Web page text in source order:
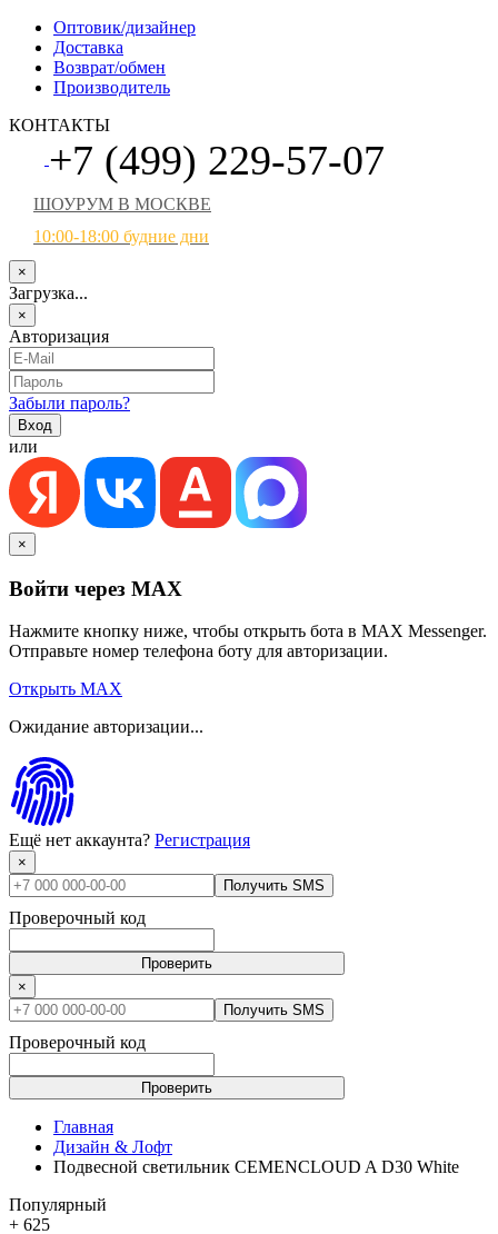
Оптовик/дизайнер
Доставка
Возврат/обмен
Производитель
КОНТАКТЫ
+7 (499) 229-57-07
ШОУРУМ В МОСКВЕ
10:00-18:00 будние дни
×
Загрузка...
×
Авторизация
Забыли пароль?
или
×
Войти через MAX
Нажмите кнопку ниже, чтобы открыть бота в MAX Messenger.
Отправьте номер телефона боту для авторизации.
Открыть MAX
Ожидание авторизации...
Ещё нет аккаунта? Регистрация
×
Получить SMS
Проверочный код
Проверить
×
Получить SMS
Проверочный код
Проверить
Главная
Дизайн & Лофт
Подвесной светильник CEMENCLOUD A D30 White
Популярный
+ 625